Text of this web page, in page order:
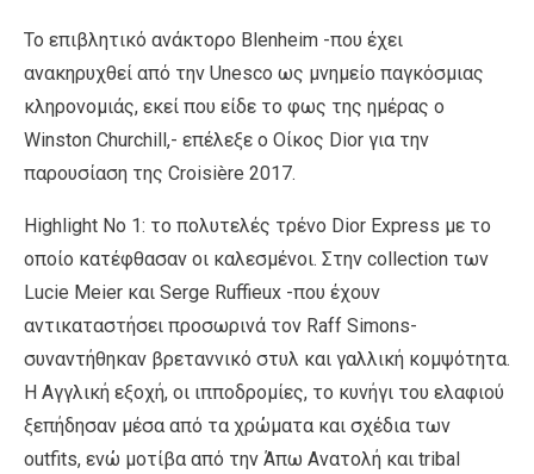
Το επιβλητικό ανάκτορο Βlenheim -που έχει
ανακηρυχθεί από την Unesco ως μνημείο παγκόσμιας
κληρονομιάς, εκεί που είδε το φως της ημέρας ο
Winston Churchill,- επέλεξε ο Οίκος Dior για την
παρουσίαση της Croisière 2017.
Highlight Νο 1: το πολυτελές τρένο Dior Express με το
οποίο κατέφθασαν οι καλεσμένοι. Στην collection των
Lucie Meier και Serge Ruffieux -που έχουν
αντικαταστήσει προσωρινά τον Raff Simons-
συναντήθηκαν βρεταννικό στυλ και γαλλική κομψότητα.
Η Αγγλική εξοχή, οι ιπποδρομίες, το κυνήγι του ελαφιού
ξεπήδησαν μέσα από τα χρώματα και σχέδια των
outfits, ενώ μοτίβα από την Άπω Ανατολή και tribal